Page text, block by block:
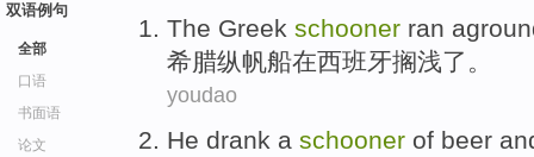
双语例句
全部
口语
书面语
论文
The Greek schooner ran
希腊纵帆船在西班牙搁浅了。
youdao
He drank a schooner of beer